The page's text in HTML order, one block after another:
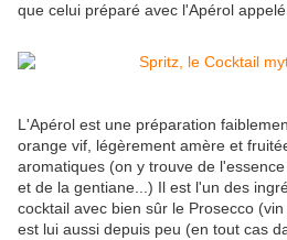
que celui préparé avec l'Apérol
L'Apérol est une préparation
orange vif, légèrement amère et
aromatiques (on y trouve de
et de la gentiane...) Il est l'un des
cocktail avec bien sûr le Prosecco
est lui aussi depuis peu (en tout cas